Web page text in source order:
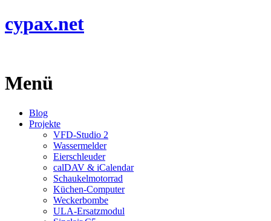
cypax.net
Menü
Blog
Projekte
VFD-Studio 2
Wassermelder
Eierschleuder
calDAV & iCalendar
Schaukelmotorrad
Küchen-Computer
Weckerbombe
ULA-Ersatzmodul